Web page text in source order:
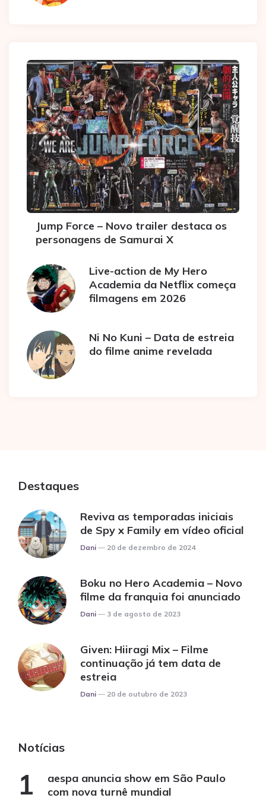
Jump Force – Novo trailer destaca os
personagens de Samurai X
Live-action de My Hero
Academia da Netflix começa
filmagens em 2026
Ni No Kuni – Data de estreia
do filme anime revelada
Destaques
Reviva as temporadas iniciais
de Spy x Family em vídeo oficial
Posted
Dani 20 de dezembro de 2024
Boku no Hero Academia – Novo
filme da franquia foi anunciado
Posted
Dani 3 de agosto de 2023
Given: Hiiragi Mix – Filme
continuação já tem data de
estreia
Posted
Dani 20 de outubro de 2023
Notícias
aespa anuncia show em São Paulo
com nova turnê mundial